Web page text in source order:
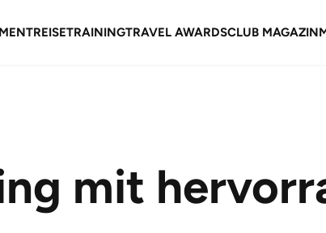
REISETRAININGTRAVEL AWARDSCLUB MAGAZIN
mit